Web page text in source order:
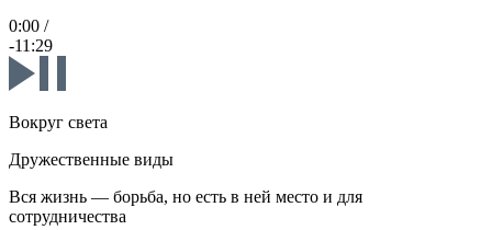
0:00 /
-11:29
Вокруг света
Дружественные виды
Вся жизнь — борьба, но есть в ней место и для
сотрудничества